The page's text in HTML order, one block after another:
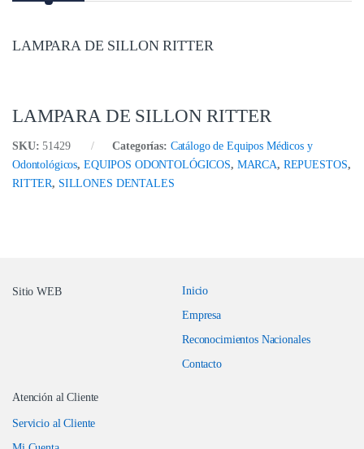
LAMPARA DE SILLON RITTER
LAMPARA DE SILLON RITTER
SKU:51429 Categorías: Catálogo de Equipos Médicos y
Odontológicos, EQUIPOS ODONTOLÓGICOS, MARCA, REPUESTOS,
RITTER, SILLONES DENTALES
Sitio WEB
Inicio
Empresa
Reconocimientos Nacionales
Contacto
Atención al Cliente
Servicio al Cliente